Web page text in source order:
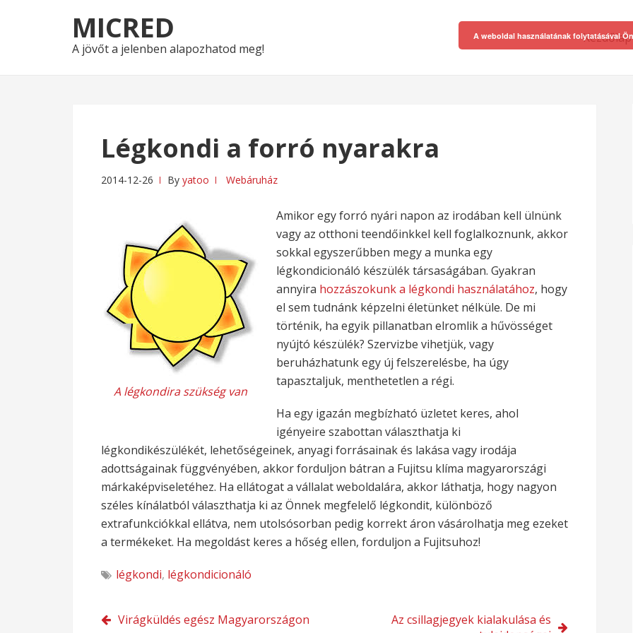
to
navigation
to
content
MICRED
A jövőt a jelenben alapozhatod meg!
Kezdőlap
Légkondi a forró nyarakra
2014-12-26 By yatoo Webáruház
A légkondira szükség van
Amikor egy forró nyári napon az irodában kell ülnünk
vagy az otthoni teendőinkkel kell foglalkoznunk, akkor
sokkal egyszerűbben megy a munka egy
légkondicionáló készülék társaságában. Gyakran
annyira hozzászokunk a légkondi használatához, hogy
el sem tudnánk képzelni életünket nélküle. De mi
történik, ha egyik pillanatban elromlik a hűvösséget
nyújtó készülék? Szervizbe vihetjük, vagy
beruházhatunk egy új felszerelésbe, ha úgy
tapasztaljuk, menthetetlen a régi.
Ha egy igazán megbízható üzletet keres, ahol
igényeire szabottan választhatja ki
légkondikészülékét, lehetőségeinek, anyagi forrásainak és lakása vagy irodája
adottságainak függvényében, akkor forduljon bátran a Fujitsu klíma magyarországi
márkaképviseletéhez. Ha ellátogat a vállalat weboldalára, akkor láthatja, hogy nagyon
széles kínálatból választhatja ki az Önnek megfelelő légkondit, különböző
extrafunkciókkal ellátva, nem utolsósorban pedig korrekt áron vásárolhatja meg ezeket
a termékeket. Ha megoldást keres a hőség ellen, forduljon a Fujitsuhoz!
légkondi, légkondicionáló
Bejegyzés
Virágküldés egész Magyarországon
Az csillagjegyek kialakulása és
A weboldal használatának folytatásával